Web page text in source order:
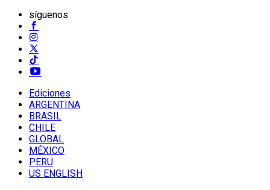
síguenos
Ediciones
ARGENTINA
BRASIL
CHILE
GLOBAL
MÉXICO
PERU
US ENGLISH